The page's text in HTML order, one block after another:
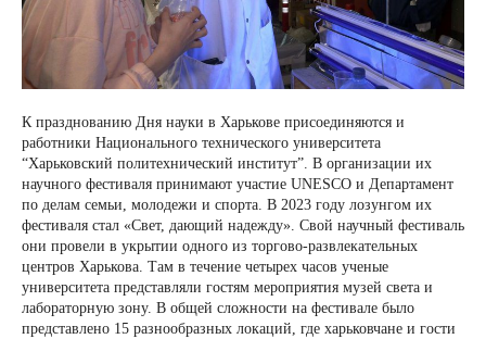
К празднованию Дня науки в Харькове присоединяются и
работники Национального технического университета
“Харьковский политехнический институт”. В организации их
научного фестиваля принимают участие UNESCO и Департамент
по делам семьи, молодежи и спорта. В 2023 году лозунгом их
фестиваля стал «Свет, дающий надежду». Свой научный фестиваль
они провели в укрытии одного из торгово-развлекательных
центров Харькова. Там в течение четырех часов ученые
университета представляли гостям мероприятия музей света и
лабораторную зону. В общей сложности на фестивале было
представлено 15 разнообразных локаций, где харьковчане и гости